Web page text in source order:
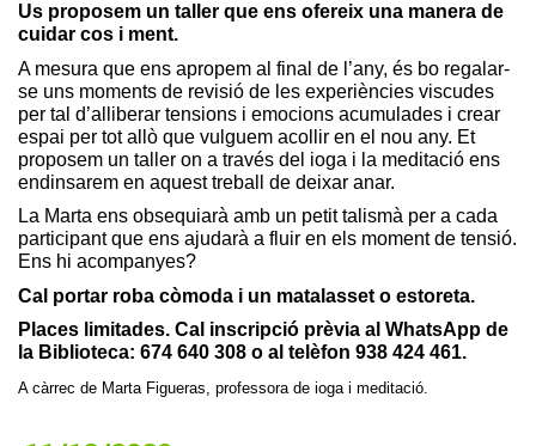
Us proposem un taller que ens ofereix una manera de
cuidar cos i ment.
A mesura que ens apropem al final de l’any, és bo regalar-
se uns moments de revisió de les experiències viscudes
per tal d’alliberar tensions i emocions acumulades i crear
espai per tot allò que vulguem acollir en el nou any. Et
proposem un taller on a través del ioga i la meditació ens
endinsarem en aquest treball de deixar anar.
La Marta ens obsequiarà amb un petit talismà per a cada
participant que ens ajudarà a fluir en els moment de tensió.
Ens hi acompanyes?
Cal portar roba còmoda i un matalasset o estoreta.
Places limitades. Cal inscripció prèvia al WhatsApp de
la Biblioteca: 674 640 308 o al telèfon 938 424 461.
A càrrec de Marta Figueras, professora de ioga i meditació.